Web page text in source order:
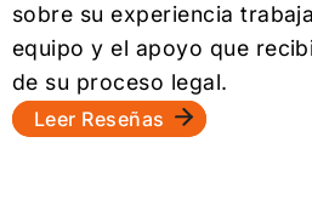
sobre su experiencia
equipo y el apoyo que
de su proceso legal.
Leer Reseñas